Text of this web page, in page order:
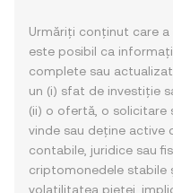
Urmăriți conținut care
este posibil ca
complete sau
un (i) sfat de investiție
(ii) o ofertă, o solicitare
vinde sau deține active
contabile, juridice sau
criptomonedele stabile
volatilitatea pieței,